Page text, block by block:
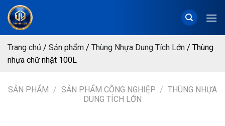
Chuyển
đến
dungTrang chủ / Sản phẩm / Thùng Nhựa Dung Tích Lớn / Thùng
nhựa chữ nhật 100L
SẢN PHẨM / SẢN PHẨM CÔNG NGHIỆP / THÙNG NHỰA
DUNG TÍCH LỚN